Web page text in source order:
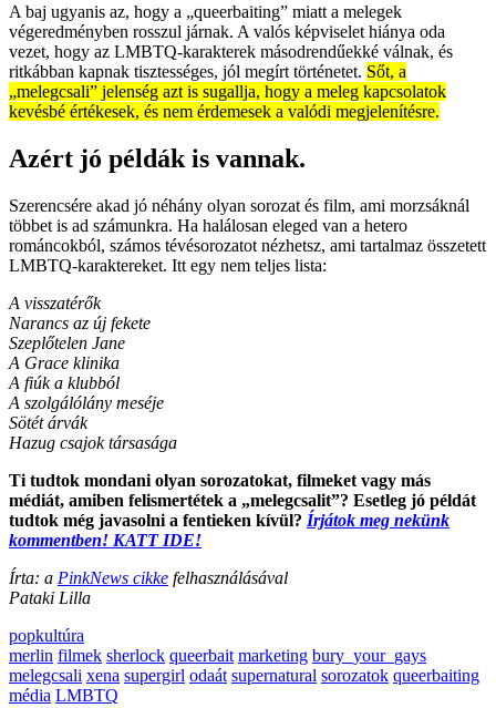
A baj ugyanis az, hogy a „queerbaiting” miatt a melegek
végeredményben rosszul járnak. A valós képviselet hiánya oda
vezet, hogy az LMBTQ-karakterek másodrendűekké válnak, és
ritkábban kapnak tisztességes, jól megírt történetet. Sőt, a
„melegcsali” jelenség azt is sugallja, hogy a meleg kapcsolatok
kevésbé értékesek, és nem érdemesek a valódi megjelenítésre.
Azért jó példák is vannak.
Szerencsére akad jó néhány olyan sorozat és film, ami morzsáknál
többet is ad számunkra. Ha halálosan eleged van a hetero
románcokból, számos tévésorozatot nézhetsz, ami tartalmaz összetett
LMBTQ-karaktereket. Itt egy nem teljes lista:
A visszatérők
Narancs az új fekete
Szeplőtelen Jane
A Grace klinika
A fiúk a klubból
A szolgálólány meséje
Sötét árvák
Hazug csajok társasága
Ti tudtok mondani olyan sorozatokat, filmeket vagy más
médiát, amiben felismertétek a „melegcsalit”? Esetleg jó példát
tudtok még javasolni a fentieken kívül? Írjátok meg nekünk
kommentben! KATT IDE!
Írta: a PinkNews cikke felhasználásával
Pataki Lilla
popkultúra
merlin filmek sherlock queerbait marketing bury_your_gays
melegcsali xena supergirl odaát supernatural sorozatok queerbaiting
média LMBTQ